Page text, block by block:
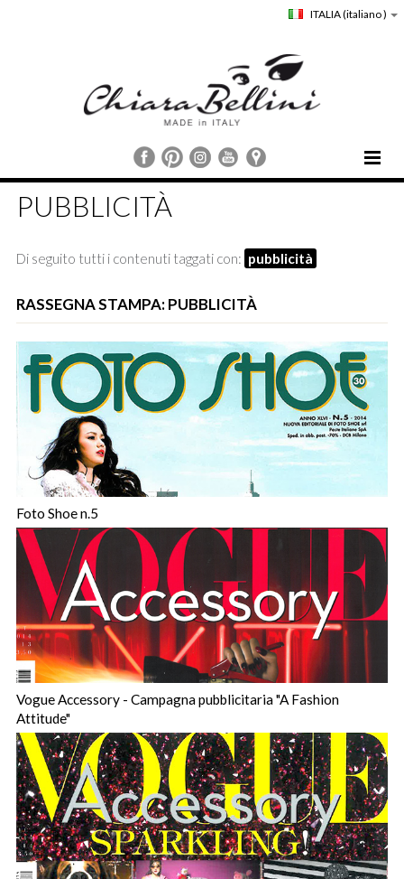
ITALIA(italiano )
HOME
CHIARA BELLINI
COMUNICAZIONE
CUSTOMER SERVICE
PUBBLICITÀ
Di seguito tutti i contenuti taggati con: pubblicità
RASSEGNA STAMPA: PUBBLICITÀ
Foto Shoe n.5
Vogue Accessory - Campagna pubblicitaria "A Fashion
Attitude"